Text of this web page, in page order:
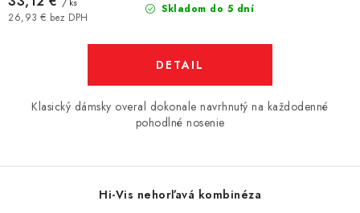
Skladom do 5 dní
26,93 € bez DPH
DETAIL
Klasický dámsky overal dokonale navrhnutý na každodenné
pohodlné nosenie
Hi-Vis nehorľavá kombinéza